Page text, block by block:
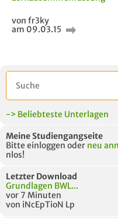
5 VERWANDTE
MODULE
von fr3ky
am 09.03.15
-> Beliebteste Unterlagen
Meine Studiengangseite
Bitte einloggen oder neu
nlos!
Letzter Download
Grundlagen BWL...
vor 7 Minuten
von iNcEpTioN Lp